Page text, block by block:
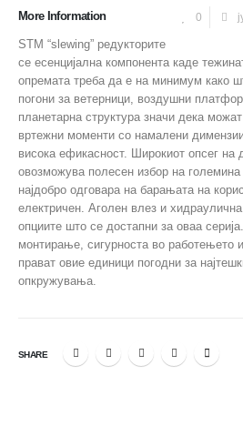
0
More Information
STM “slewing” редукторите
се есенцијална компонента каде
опремата треба да е на минимум како
погони за ветерници, воздушни
планетарна структура значи дека
вртежни моменти со намалени
висока ефикасност. Широкиот опсег на
овозможува полесен избор на големина
најдобро одговара на барањата на
електричен. Аголен влез и
опциите што се достапни за оваа
монтирање, сигурноста во работењето
прават овие единици погодни за
опкружувања.
SHARE